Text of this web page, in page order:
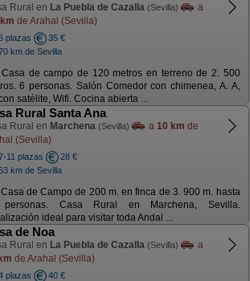
Rural en La Puebla de Cazalla (Sevilla)
a
de Arahal (Sevilla)
plazas
35 €
km de Sevilla
Casa de campo de 120 metros en terreno de 2. 500
6 personas. Salón Comedor con chimenea, A. A,
satélite, Wifi. Cocina abierta ...
Rural Santa Ana
Rural en Marchena (Sevilla) a 10 km de
(Sevilla)
11 plazas
28 €
km de Sevilla
Casa de Campo de 200 m. en finca de 3. 900 m. hasta
Casa Rural en Marchena, Sevilla.
ideal para visitar toda Andal ...
de Noa
Rural en La Puebla de Cazalla (Sevilla)
a
de Arahal (Sevilla)
plazas
40 €